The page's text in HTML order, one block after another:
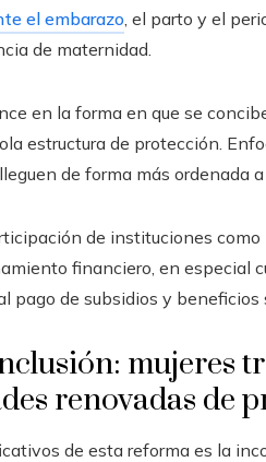
el embarazo, el parto y el
de maternidad.
en la forma en que se
estructura de protección.
de forma más ordenada
de instituciones como
financiero, en especial
pago de subsidios y beneficios
mujeres
renovadas de
de esta reforma es la